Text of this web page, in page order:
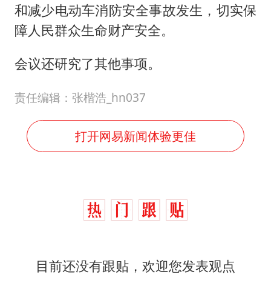
和减少电动车消防安全事故发生，切实保
障人民群众生命财产安全。
会议还研究了其他事项。
责任编辑：张楷浩_hn037
打开网易新闻体验更佳
目前还没有跟贴，欢迎您发表观点